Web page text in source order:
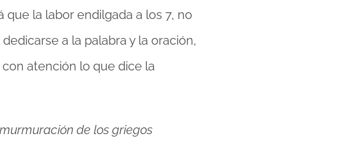
la labor endilgada a los 7, no
a la palabra y la oración,
atención lo que dice la
de los griegos